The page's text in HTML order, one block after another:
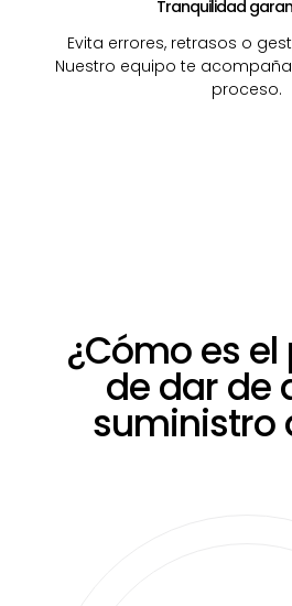
Tranquilidad
Evita errores, retrasos o
Nuestro equipo te
proceso.
¿Cómo es
de dar de
suministro